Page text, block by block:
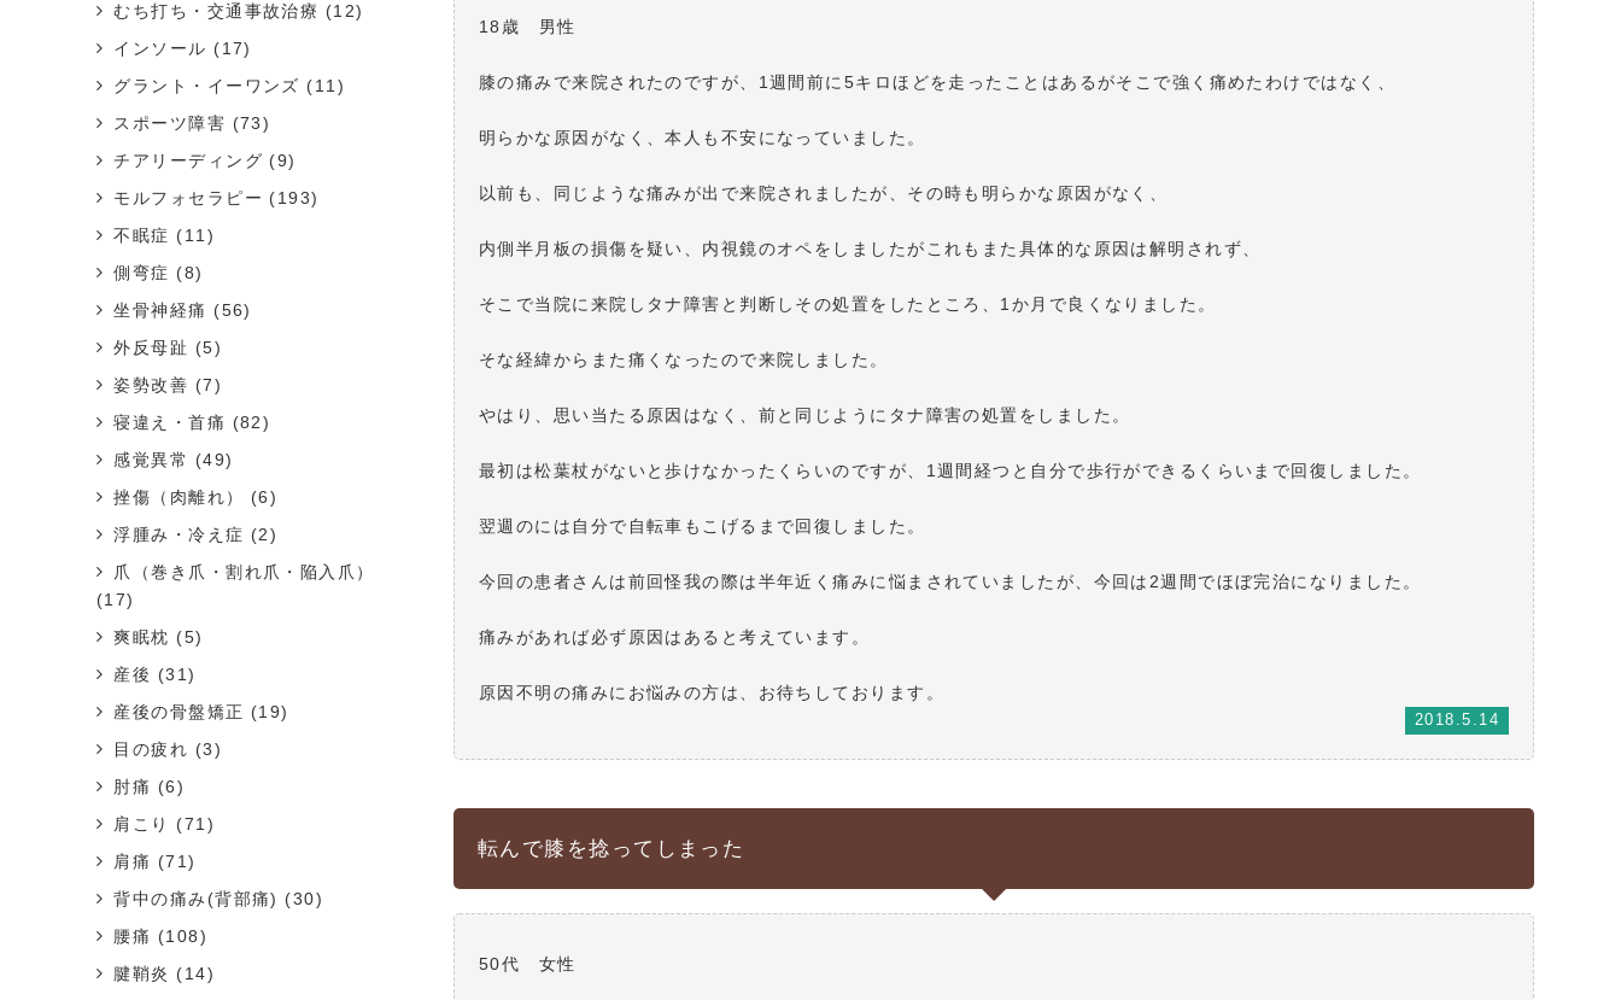
18歳 男性
膝の痛みで来院されたのですが、1週間前に5キロほどを走ったことはあるがそこで強く痛めたわけではなく、
明らかな原因がなく、本人も不安になっていました。
以前も、同じような痛みが出で来院されましたが、その時も明らかな原因がなく、
内側半月板の損傷を疑い、内視鏡のオペをしましたがこれもまた具体的な原因は解明されず、
そこで当院に来院しタナ障害と判断しその処置をしたところ、1か月で良くなりました。
そな経緯からまた痛くなったので来院しました。
やはり、思い当たる原因はなく、前と同じようにタナ障害の処置をしました。
最初は松葉杖がないと歩けなかったくらいのですが、1週間経つと自分で歩行ができるくらいまで回復しました。
翌週のには自分で自転車もこげるまで回復しました。
今回の患者さんは前回怪我の際は半年近く痛みに悩まされていましたが、今回は2週間でほぼ完治になりました。
痛みがあれば必ず原因はあると考えています。
原因不明の痛みにお悩みの方は、お待ちしております。
2018.5.14
転んで膝を捻ってしまった
50代 女性
むち打ち・交通事故治療 (12)
インソール (17)
グラント・イーワンズ (11)
スポーツ障害 (73)
チアリーディング (9)
モルフォセラピー (193)
不眠症 (11)
側弯症 (8)
坐骨神経痛 (56)
外反母趾 (5)
姿勢改善 (7)
寝違え・首痛 (82)
感覚異常
(49)
挫傷（肉離れ）
(6)
浮腫み・冷え症 (2)
爪（巻き爪・割れ爪・陥入爪）
(17)
爽眠枕 (5)
産後 (31)
産後の骨盤矯正 (19)
目の疲れ (3)
肘痛 (6)
肩こり
(71)
肩痛 (71)
背中の痛み(背部痛) (30)
腰痛 (108)
腱鞘炎 (14)